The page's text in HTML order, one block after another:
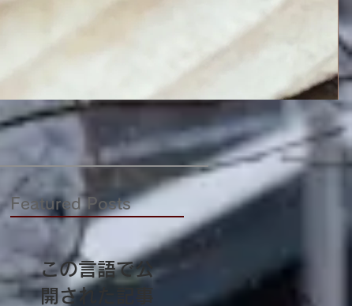
Featured Posts
この言語で公
開された記事